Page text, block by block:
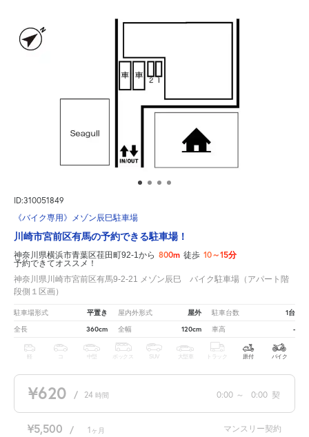
ID:310051849
《バイク専用》メゾン辰巳駐車場
川崎市宮前区有馬の予約できる駐車場！
神奈川県横浜市青葉区荏田町92-1から 800m 徒歩 10～15分
予約できてオススメ！
神奈川県川崎市宮前区有馬9-2-21 メゾン辰巳 バイク駐車場（アパート階
段側１区画）
駐車場形式 平置き 屋内外形式 屋外 駐車台数 1台
全長 360cm 全幅 120cm 車高 -
軽 中型 ボックス SUV 大型車 トラック 原付 バイク
¥620 / 24 時間 0:00 ～ 0:00 契
¥5,500 / 1 ヶ月 マンスリー契約